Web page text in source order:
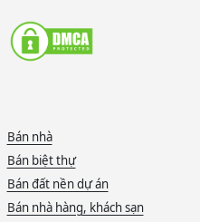
Bán nhà
Bán biệt thự
Bán đất nền dự án
Bán nhà hàng, khách sạn